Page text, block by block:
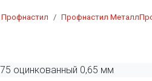
Профнастил Профнастил